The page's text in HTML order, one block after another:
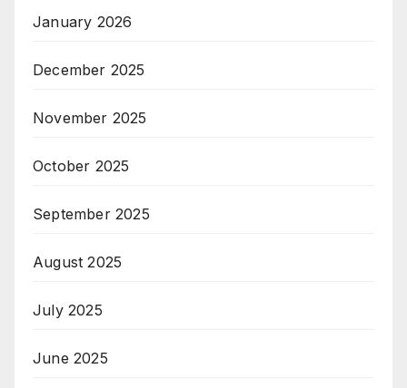
January 2026
December 2025
November 2025
October 2025
September 2025
August 2025
July 2025
June 2025